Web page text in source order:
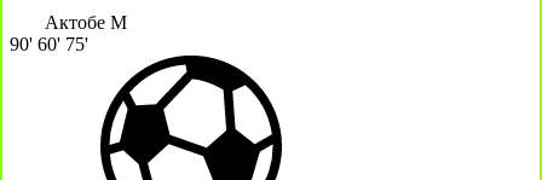
Актобе М
90' 60' 75'